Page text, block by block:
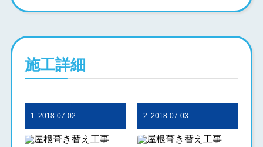
施工詳細
1. 2018-07-02 2. 2018-07-03